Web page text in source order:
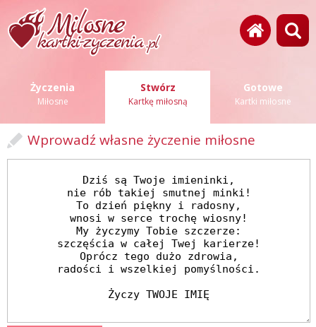
Życzenia
Miłosne
Stwórz
Kartkę miłosną
Gotowe
Kartki miłosne
Wprowadź własne życzenie miłosne